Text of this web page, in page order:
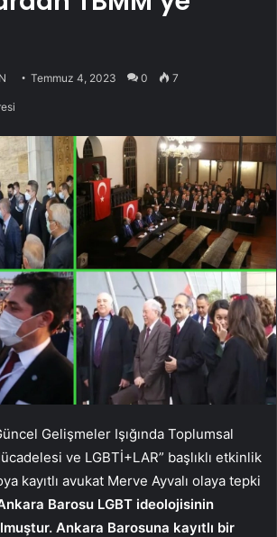
Temmuz 4, 2023 0 7
Gelişmeler Işığında Toplumsal
ve LGBTİ+LAR” başlıklı etkinlik
kayıtlı avukat Merve Ayvalı olaya tepki
Barosu LGBT ideolojisinin
Ankara Barosuna kayıtlı bir